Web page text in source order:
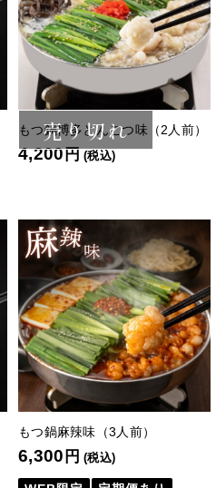
売り切れ
もつ鍋博多とんこつ味（2人前）
4,200円 (税込)
もつ鍋麻辣味（3人前）
6,300 円 (税込)